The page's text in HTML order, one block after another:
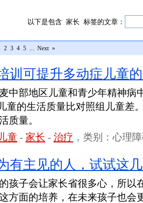
以下是包含 家长 标签的文章：
2 3 4 5 ... Next »
训可提升多动症儿童
中部地区儿童和青少年精神病
童的生活质量比对照组儿童差
质量。
儿童 - 家长 - 治疗 ，类别：心理
有主见的人，试试这
孩子会让家长省很多心，所以
方面的培养，在未来孩子也会